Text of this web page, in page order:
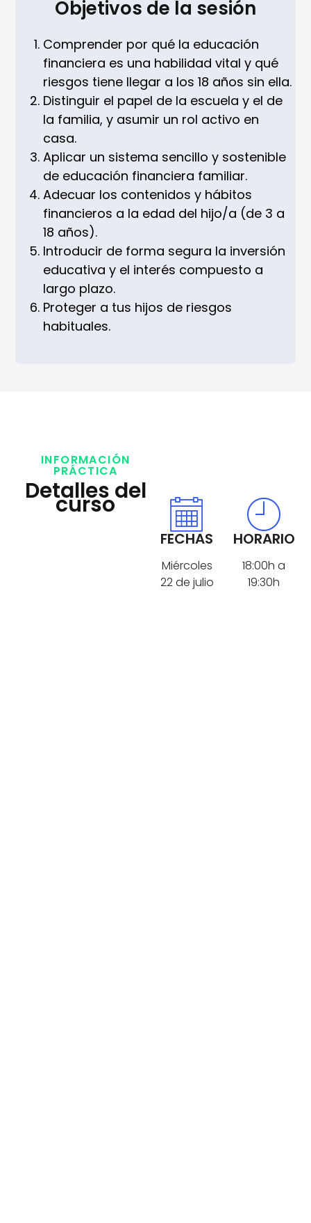
Objetivos de la sesión
Comprender por qué la educación
financiera es una habilidad vital y qué
riesgos tiene llegar a los 18 años sin ella.
Distinguir el papel de la escuela y el de
la familia, y asumir un rol activo en
casa.
Aplicar un sistema sencillo y sostenible
de educación financiera familiar.
Adecuar los contenidos y hábitos
financieros a la edad del hijo/a (de 3 a
18 años).
Introducir de forma segura la inversión
educativa y el interés compuesto a
largo plazo.
Proteger a tus hijos de riesgos
habituales.
INFORMACIÓN
PRÁCTICA
Detalles del
curso
FECHAS
Miércoles
22 de julio
HORARIO
18:00h a
19:30h